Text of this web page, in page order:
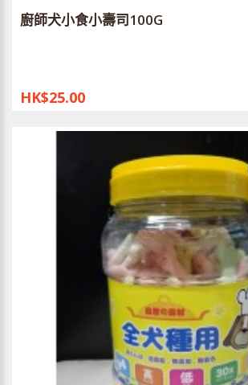
廚師犬小食小壽司100G
HK$25.00